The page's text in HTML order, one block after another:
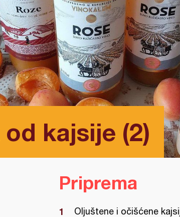
kajsije (2)
Priprema
Oljuštene i očišćene